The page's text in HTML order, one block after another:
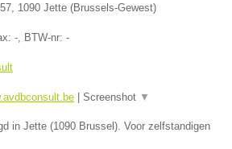
1090 Jette (Brussels-Gewest)
- , BTW-nr: -
| Screenshot ▼
in Jette (1090 Brussel). Voor zelfstandigen